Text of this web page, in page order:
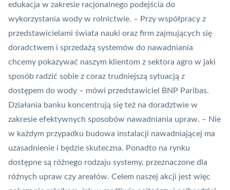
edukacja w zakresie racjonalnego podejścia do
wykorzystania wody w rolnictwie. – Przy współpracy z
przedstawicielami świata nauki oraz firm zajmujących się
doradctwem i sprzedażą systemów do nawadniania
chcemy pokazywać naszym klientom z sektora agro w jaki
sposób radzić sobie z coraz trudniejszą sytuacją z
dostępem do wody – mówi przedstawiciel BNP Paribas.
Działania banku koncentrują się też na doradztwie w
zakresie efektywnych sposobów nawadniania upraw. – Nie
w każdym przypadku budowa instalacji nawadniającej ma
uzasadnienie i będzie skuteczna. Ponadto na rynku
dostępne są różnego rodzaju systemy, przeznaczone dla
różnych upraw czy areałów. Celem naszej akcji jest więc